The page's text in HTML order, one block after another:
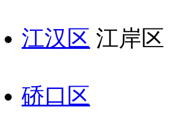
江汉区 江岸区
硚口区